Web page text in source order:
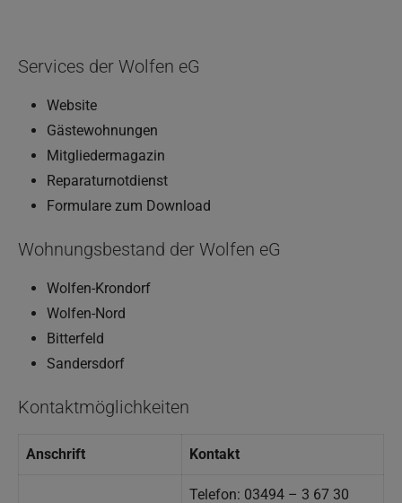
Services der Wolfen eG
Website
Gästewohnungen
Mitgliedermagazin
Reparaturnotdienst
Formulare zum Download
Wohnungsbestand der Wolfen eG
Wolfen-Krondorf
Wolfen-Nord
Bitterfeld
Sandersdorf
Kontaktmöglichkeiten
Anschrift Kontakt
Telefon: 03494 – 3 67 30